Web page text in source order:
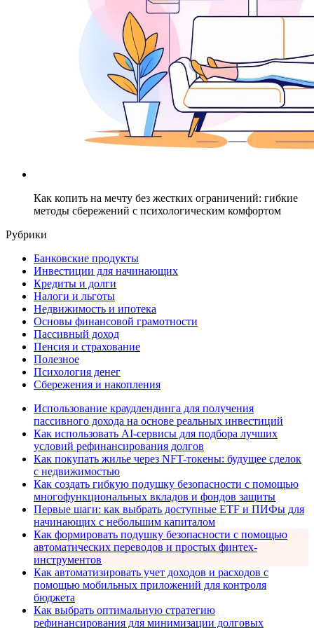
Как копить на мечту без жестких ограничений: гибкие
методы сбережений с психологическим комфортом
Рубрики
Банковские продукты
Инвестиции для начинающих
Кредиты и долги
Налоги и льготы
Недвижимость и ипотека
Основы финансовой грамотности
Пассивный доход
Пенсия и страхование
Полезное
Психология денег
Сбережения и накопления
Использование краудлендинга для получения
пассивного дохода на основе реальных инвестиций
Как использовать AI-сервисы для подбора лучших
условий рефинансирования долгов
Как покупать жилье через NFT-токены: будущее сделок
с недвижимостью
Как создать гибкую подушку безопасности с помощью
многофункциональных вкладов и фондов защиты
Первые шаги: как выбрать доступные ETF и ПИФы для
начинающих с небольшим капиталом
Как формировать подушку безопасности с помощью
автоматических переводов и простых финтех-
инструментов
Как автоматизировать учет доходов и расходов с
помощью мобильных приложений для контроля
бюджета
Как выбрать оптимальную стратегию
рефинансирования для минимизации долговых